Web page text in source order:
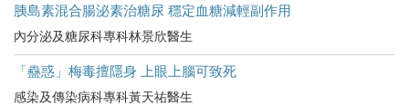
胰島素混合腸泌素治糖尿 穩定血糖減輕副作用
內分泌及糖尿科專科林景欣醫生
「蠱惑」梅毒擅隱身 上眼上腦可致死
感染及傳染病科專科黃天祐醫生